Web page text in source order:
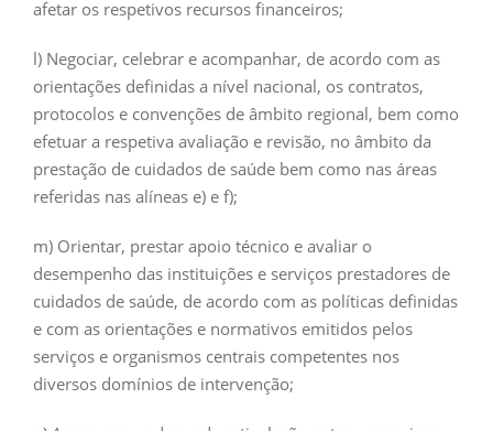
afetar os respetivos recursos financeiros;
l) Negociar, celebrar e acompanhar, de acordo com as
orientações definidas a nível nacional, os contratos,
protocolos e convenções de âmbito regional, bem como
efetuar a respetiva avaliação e revisão, no âmbito da
prestação de cuidados de saúde bem como nas áreas
referidas nas alíneas e) e f);
m) Orientar, prestar apoio técnico e avaliar o
desempenho das instituições e serviços prestadores de
cuidados de saúde, de acordo com as políticas definidas
e com as orientações e normativos emitidos pelos
serviços e organismos centrais competentes nos
diversos domínios de intervenção;